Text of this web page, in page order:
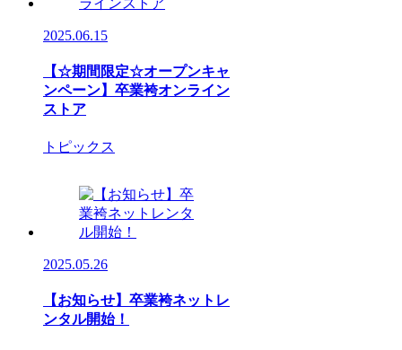
2025.06.15
【☆期間限定☆オープンキャ
ンペーン】卒業袴オンライン
ストア
トピックス
2025.05.26
【お知らせ】卒業袴ネットレ
ンタル開始！